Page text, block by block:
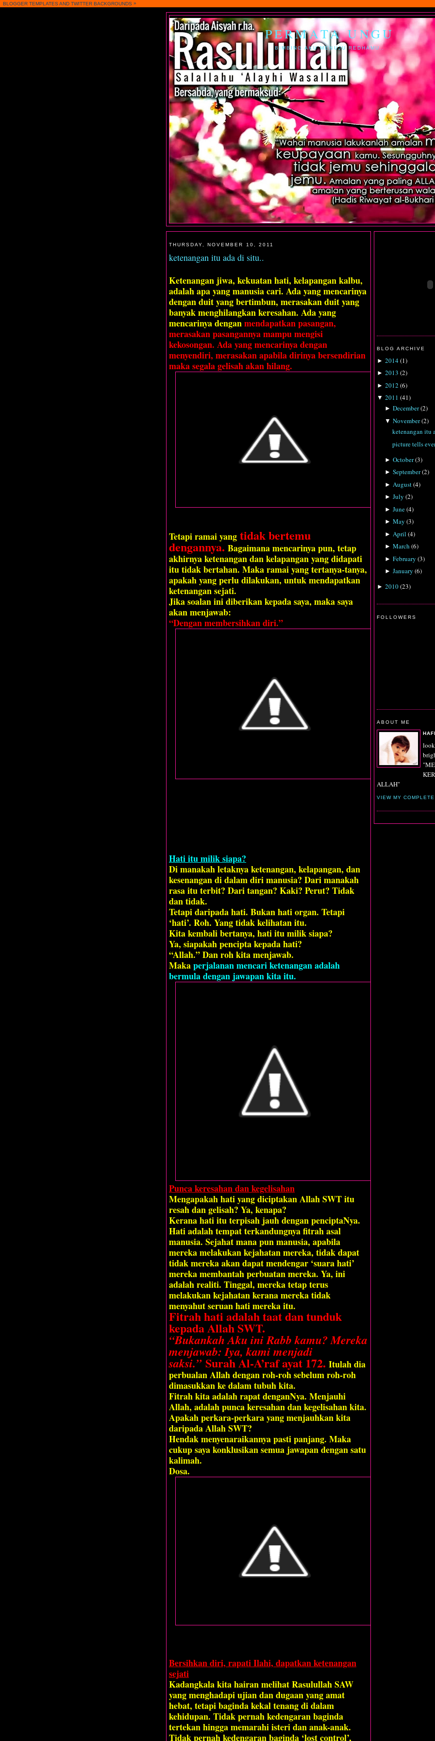
BLOGGER TEMPLATESAND TWITTER BACKGROUNDS »
PERMATA UNGU
BIMBING AKU MENUJU REDHAMU..
THURSDAY, NOVEMBER 10, 2011
ketenangan itu ada di situ..
Ketenangan jiwa, kekuatan hati, kelapangan kalbu,
adalah apa yang manusia cari. Ada yang mencarinya
dengan duit yang bertimbun, merasakan duit yang
banyak menghilangkan keresahan. Ada yang
mencarinya denganmendapatkan pasangan,
merasakan pasangannya mampu mengisi
kekosongan. Ada yang mencarinya dengan
menyendiri, merasakan apabila dirinya bersendirian
maka segala gelisah akan hilang.
Tetapi ramai yang tidak bertemu
dengannya. Bagaimana mencarinya pun, tetap
akhirnya ketenangan dan kelapangan yang didapati
itu tidak bertahan. Maka ramai yang tertanya-tanya,
apakah yang perlu dilakukan, untuk mendapatkan
ketenangan sejati.
Jika soalan ini diberikan kepada saya, maka saya
akan menjawab:
“Dengan membersihkan diri.”
Hati itu milik siapa?
Di manakah letaknya ketenangan, kelapangan, dan
kesenangan di dalam diri manusia? Dari manakah
rasa itu terbit? Dari tangan? Kaki? Perut? Tidak
dan tidak.
Tetapi daripada hati. Bukan hati organ. Tetapi
‘hati’. Roh. Yang tidak kelihatan itu.
Kita kembali bertanya, hati itu milik siapa?
Ya, siapakah pencipta kepada hati?
“Allah.” Dan roh kita menjawab.
Makaperjalanan mencari ketenangan adalah
bermula dengan jawapan kita itu.
Punca keresahan dan kegelisahan
Mengapakah hati yang diciptakan Allah SWT itu
resah dan gelisah? Ya, kenapa?
Kerana hati itu terpisah jauh dengan penciptaNya.
Hati adalah tempat terkandungnya fitrah asal
manusia. Sejahat mana pun manusia, apabila
mereka melakukan kejahatan mereka, tidak dapat
tidak mereka akan dapat mendengar ‘suara hati’
mereka membantah perbuatan mereka. Ya, ini
adalah realiti. Tinggal, mereka tetap terus
melakukan kejahatan kerana mereka tidak
menyahut seruan hati mereka itu.
Fitrah hati adalah taat dan tunduk
kepada Allah SWT.
“Bukankah Aku ini Rabb kamu? Mereka
menjawab: Iya, kami menjadi
saksi.”Surah Al-A’raf ayat 172. Itulah dia
perbualan Allah dengan roh-roh sebelum roh-roh
dimasukkan ke dalam tubuh kita.
Fitrah kita adalah rapat denganNya. Menjauhi
Allah, adalah punca keresahan dan kegelisahan kita.
Apakah perkara-perkara yang menjauhkan kita
daripada Allah SWT?
Hendak menyenaraikannya pasti panjang. Maka
cukup saya konklusikan semua jawapan dengan satu
kalimah.
Dosa.
Bersihkan diri, rapati Ilahi, dapatkan ketenangan
sejati
Kadangkala kita hairan melihat Rasulullah SAW
yang menghadapi ujian dan dugaan yang amat
hebat, tetapi baginda kekal tenang di dalam
kehidupan. Tidak pernah kedengaran baginda
tertekan hingga memarahi isteri dan anak-anak.
Tidak pernah kedengaran baginda ‘lost control’,
BLOG ARCHIVE
► 2014(1)
► 2013 (2)
► 2012 (6)
▼ 2011 (41)
► December(2)
▼ November(2)
ketenangan itu
picture tells
► October(3)
► September(2)
► August(4)
► July (2)
► June(4)
► May (3)
► April (4)
► March (6)
► February (3)
► January (6)
► 2010(23)
FOLLOWERS
ABOUT ME
ALLAH"
VIEW MY